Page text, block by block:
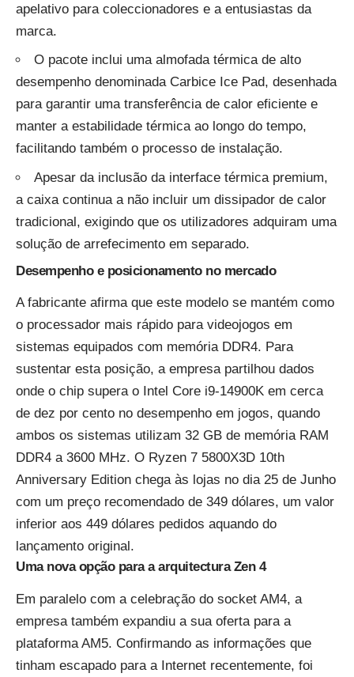
apelativo para coleccionadores e a entusiastas da
marca.
O pacote inclui uma almofada térmica de alto
desempenho denominada Carbice Ice Pad, desenhada
para garantir uma transferência de calor eficiente e
manter a estabilidade térmica ao longo do tempo,
facilitando também o processo de instalação.
Apesar da inclusão da interface térmica premium,
a caixa continua a não incluir um dissipador de calor
tradicional, exigindo que os utilizadores adquiram uma
solução de arrefecimento em separado.
Desempenho e posicionamento no mercado
A fabricante afirma que este modelo se mantém como
o processador mais rápido para videojogos em
sistemas equipados com memória DDR4. Para
sustentar esta posição, a empresa partilhou dados
onde o chip supera o Intel Core i9-14900K em cerca
de dez por cento no desempenho em jogos, quando
ambos os sistemas utilizam 32 GB de memória RAM
DDR4 a 3600 MHz. O Ryzen 7 5800X3D 10th
Anniversary Edition chega às lojas no dia 25 de Junho
com um preço recomendado de 349 dólares, um valor
inferior aos 449 dólares pedidos aquando do
lançamento original.
Uma nova opção para a arquitectura Zen 4
Em paralelo com a celebração do socket AM4, a
empresa também expandiu a sua oferta para a
plataforma AM5. Confirmando as informações que
tinham escapado para a Internet recentemente, foi